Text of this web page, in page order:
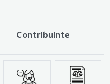
Contribuinte